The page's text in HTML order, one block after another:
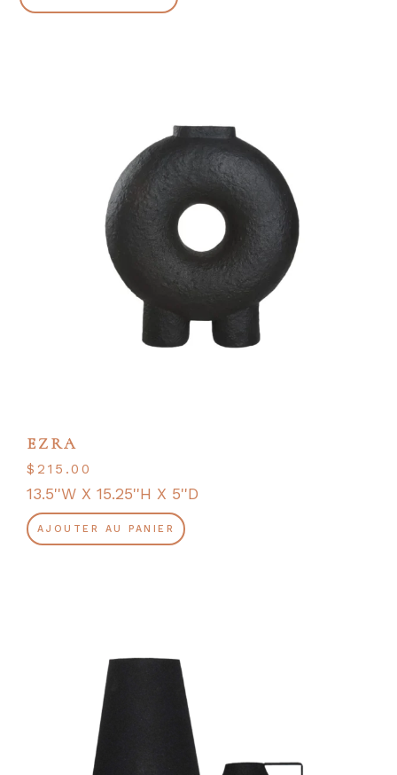
EZRA
$215.00
13.5''W X 15.25''H X 5''D
AJOUTER AU PANIER